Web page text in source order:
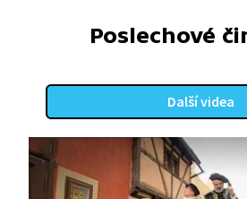
Poslechové
Další videa